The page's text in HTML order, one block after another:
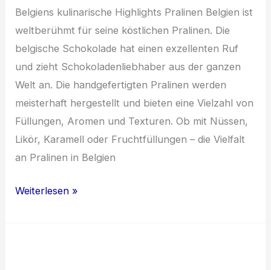
Belgiens kulinarische Highlights Pralinen Belgien ist
weltberühmt für seine köstlichen Pralinen. Die
belgische Schokolade hat einen exzellenten Ruf
und zieht Schokoladenliebhaber aus der ganzen
Welt an. Die handgefertigten Pralinen werden
meisterhaft hergestellt und bieten eine Vielzahl von
Füllungen, Aromen und Texturen. Ob mit Nüssen,
Likör, Karamell oder Fruchtfüllungen – die Vielfalt
an Pralinen in Belgien
Kulinarische
Weiterlesen »